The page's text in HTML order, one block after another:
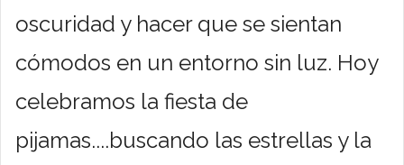
oscuridad y hacer que se sientan
cómodos en un entorno sin luz. Hoy
celebramos la fiesta de
pijamas....buscando las estrellas y la